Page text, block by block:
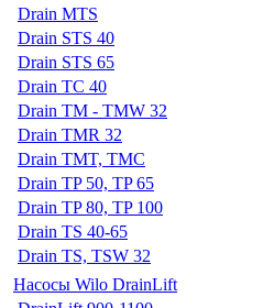
Drain MTS
Drain STS 40
Drain STS 65
Drain TC 40
Drain TM - TMW 32
Drain TMR 32
Drain TMT, TMC
Drain TP 50, TP 65
Drain TP 80, TP 100
Drain TS 40-65
Drain TS, TSW 32
Насосы Wilo DrainLift